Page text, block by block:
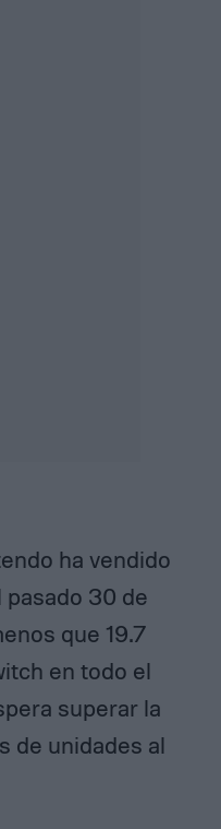
ha vendido
30 de
que 19.7
en todo el
superar la
de unidades al